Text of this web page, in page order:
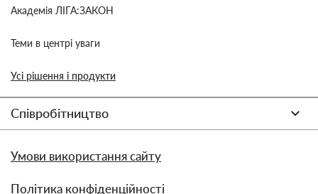
Академія ЛІГА:ЗАКОН
Теми в центрі уваги
Усі рішення і продукти
Співробітництво
Умови використання сайту
Політика конфіденційності